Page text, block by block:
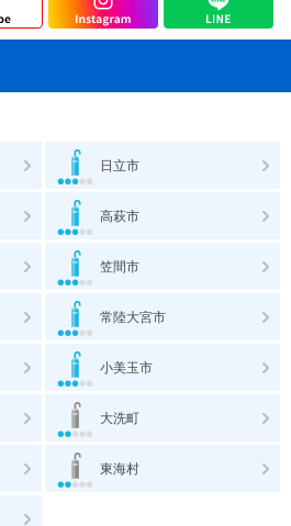
日立市
高萩市
笠間市
常陸大宮市
小美玉市
大洗町
東海村